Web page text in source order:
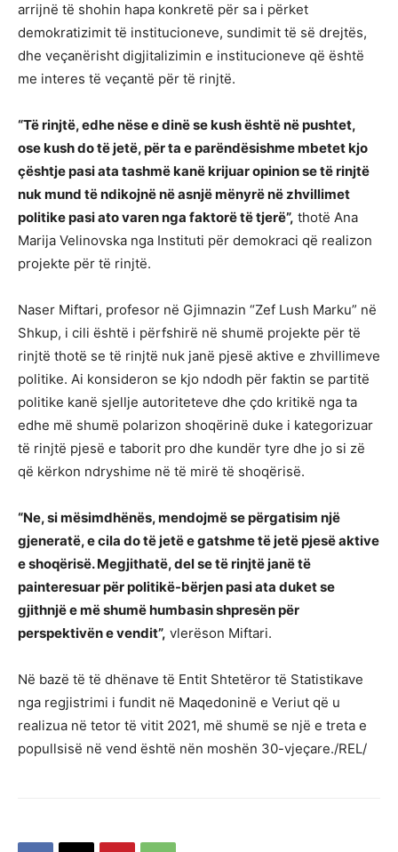
arrijnë të shohin hapa konkretë për sa i përket
demokratizimit të institucioneve, sundimit të së drejtës,
dhe veçanërisht digjitalizimin e institucioneve që është
me interes të veçantë për të rinjtë.
“Të rinjtë, edhe nëse e dinë se kush është në pushtet,
ose kush do të jetë, për ta e parëndësishme mbetet kjo
çështje pasi ata tashmë kanë krijuar opinion se të rinjtë
nuk mund të ndikojnë në asnjë mënyrë në zhvillimet
politike pasi ato varen nga faktorë të tjerë”, thotë Ana
Marija Velinovska nga Instituti për demokraci që realizon
projekte për të rinjtë.
Naser Miftari, profesor në Gjimnazin “Zef Lush Marku” në
Shkup, i cili është i përfshirë në shumë projekte për të
rinjtë thotë se të rinjtë nuk janë pjesë aktive e zhvillimeve
politike. Ai konsideron se kjo ndodh për faktin se partitë
politike kanë sjellje autoriteteve dhe çdo kritikë nga ta
edhe më shumë polarizon shoqërinë duke i kategorizuar
të rinjtë pjesë e taborit pro dhe kundër tyre dhe jo si zë
që kërkon ndryshime në të mirë të shoqërisë.
“Ne, si mësimdhënës, mendojmë se përgatisim një
gjeneratë, e cila do të jetë e gatshme të jetë pjesë aktive
e shoqërisë. Megjithatë, del se të rinjtë janë të
painteresuar për politikë-bërjen pasi ata duket se
gjithnjë e më shumë humbasin shpresën për
perspektivën e vendit”, vlerëson Miftari.
Në bazë të të dhënave të Entit Shtetëror të Statistikave
nga regjistrimi i fundit në Maqedoninë e Veriut që u
realizua në tetor të vitit 2021, më shumë se një e treta e
popullsisë në vend është nën moshën 30-vjeçare./REL/